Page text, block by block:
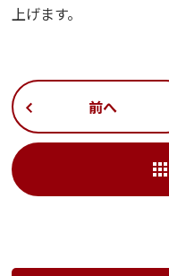
上げます。
前へ